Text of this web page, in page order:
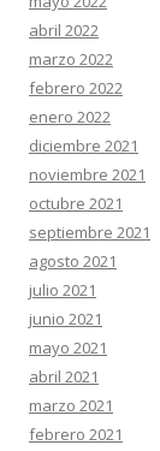
abril 2022
marzo 2022
febrero 2022
enero 2022
diciembre 2021
noviembre 2021
octubre 2021
septiembre 2021
agosto 2021
julio 2021
junio 2021
mayo 2021
abril 2021
marzo 2021
febrero 2021